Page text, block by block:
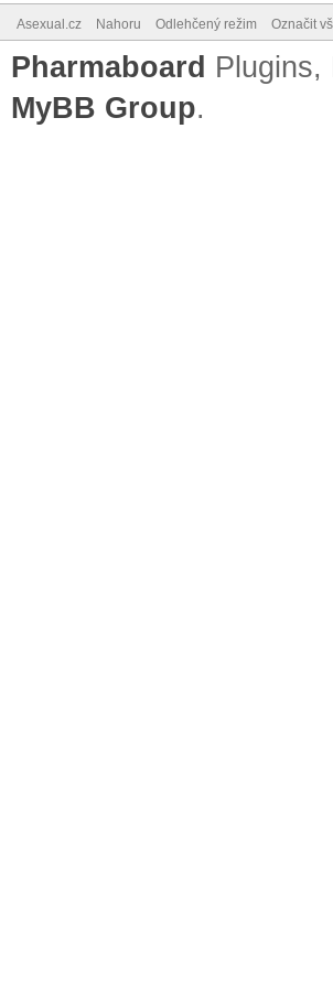
Asexual.cz Nahoru Odlehčený režim Označit
Pharmaboard
MyBB Group.